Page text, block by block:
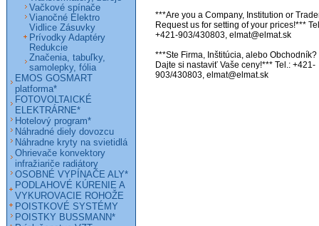
***Are you a Company, Institution or
Request us for setting of your prices!***
+421-903/430803, elmat@elmat.sk
***Ste Firma, Inštitúcia, alebo Obchodník?
Dajte si nastaviť Vaše ceny!*** Tel.: +421-
903/430803, elmat@elmat.sk
Vačkové spínače
Vianočné Elektro
Vidlice Zásuvky
Prívodky Adaptéry
Redukcie
Značenia, tabuľky,
samolepky, fólia
EMOS GOSMART
platforma*
FOTOVOLTAICKÉ
ELEKTRÁRNE*
Hotelový program*
Náhradné diely dovozcu
Náhradne kryty na svietidlá
Ohrievače konvektory
infražiariče radiátory
OSOBNÉ VYPÍNAČE ALY*
PODLAHOVÉ KÚRENIE A
VYKUROVACIE ROHOŽE
POISTKOVÉ SYSTÉMY
POISTKY BUSSMANN*